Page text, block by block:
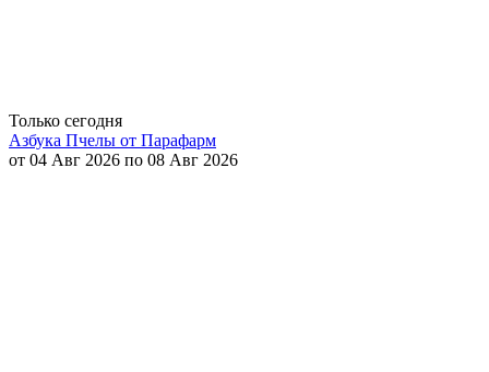
Только сегодня
Азбука Пчелы от Парафарм
от 04 Авг 2026 по 08 Авг 2026